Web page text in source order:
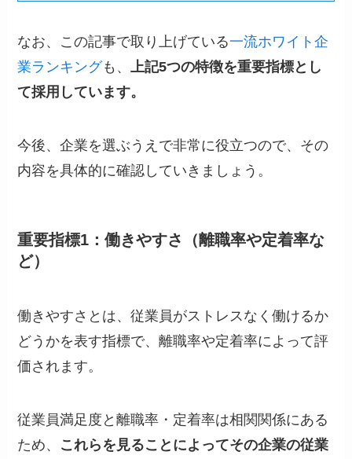
なお、この記事で取り上げている一流ホワイト企
業ランキングも、上記5つの特徴を重要指標とし
て採用しています。
今後、企業を選ぶうえで非常に役立つので、その
内容を具体的に確認していきましょう。
重要指標1：働きやすさ（離職率や定着率な
ど）
働きやすさとは、従業員がストレスなく働けるか
どうかを表す指標で、離職率や定着率によって評
価されます。
従業員満足度と離職率・定着率は相関関係にある
ため、 これらを見ることによってその企業の従業